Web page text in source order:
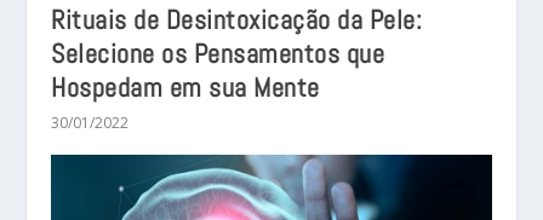
Rituais de Desintoxicação da Pele:
Selecione os Pensamentos que
Hospedam em sua Mente
30/01/2022